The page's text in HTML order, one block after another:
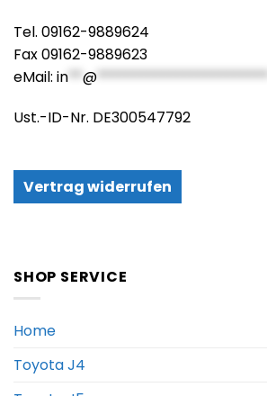
Tel. 09162-9889624
Fax 09162-9889623
eMail: in**@************************
Ust.-ID-Nr. DE300547792
Vertrag widerrufen
SHOP SERVICE
Home
Toyota J4